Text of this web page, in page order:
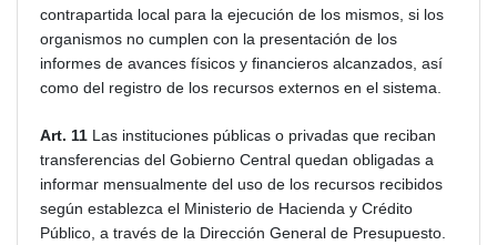
contrapartida local para la ejecución de los mismos, si los
organismos no cumplen con la presentación de los
informes de avances físicos y financieros alcanzados, así
como del registro de los recursos externos en el sistema.
Art. 11 Las instituciones públicas o privadas que reciban
transferencias del Gobierno Central quedan obligadas a
informar mensualmente del uso de los recursos recibidos
según establezca el Ministerio de Hacienda y Crédito
Público, a través de la Dirección General de Presupuesto.